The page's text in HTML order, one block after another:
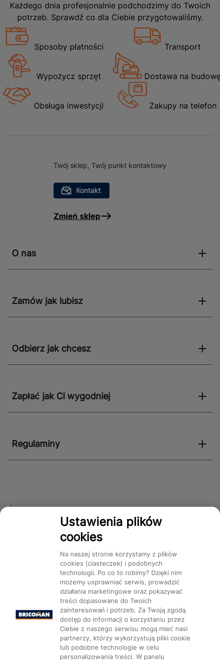
Każdego dnia profesjonalnie podchodzimy do Twoich
potrzeb. Sprawdź co dla Ciebie przygotowaliśmy.
Sposoby płatności Transport
Wypożycz sprzęt Dostawa na
Obsługa inwestycji Zakupy na telefon
Twój sklep, Twój punkt kontaktowy
Kontakt
Zmień sklep
O nas
Zamów jak lubisz
Odbierz jak chcesz
Zapłać jak Ci wygodniej
Regulaminy
Śledź nas!
Mapa Strony: Kategorie Produkty Marki CMS
Ustawienia plików
cookies
Na naszej stronie korzystamy z plików
cookies (ciasteczek) i podobnych
technologii. Po co to robimy? Dzięki nim
możemy usprawniać serwis, prowadzić
działania marketingowe oraz pokazywać
treści dopasowane do Twoich
zainteresowań i potrzeb. Za Twoją zgodą
dostęp do informacji o korzystaniu przez
Ciebie z naszego serwisu mogą mieć nasi
partnerzy, którzy wykorzystują pliki cookie
lub podobne technologie w celu
personalizowania treści. W panelu